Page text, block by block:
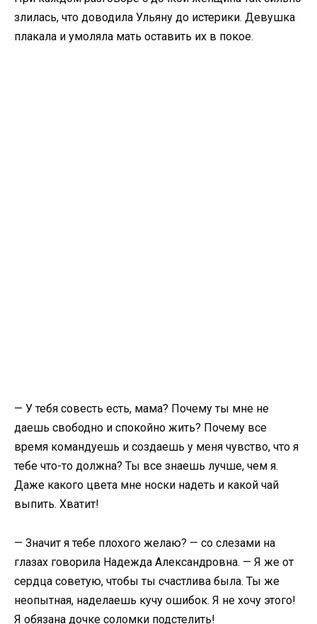
злилась, что доводила Ульяну до истерики. Девушка
плакала и умоляла мать оставить их в покое.
— У тебя совесть есть, мама? Почему ты мне не
даешь свободно и спокойно жить? Почему все
время командуешь и создаешь у меня чувство, что я
тебе что-то должна? Ты все знаешь лучше, чем я.
Даже какого цвета мне носки надеть и какой чай
выпить. Хватит!
— Значит я тебе плохого желаю? — со слезами на
глазах говорила Надежда Александровна. — Я же от
сердца советую, чтобы ты счастлива была. Ты же
неопытная, наделаешь кучу ошибок. Я не хочу этого!
Я обязана дочке соломки подстелить!